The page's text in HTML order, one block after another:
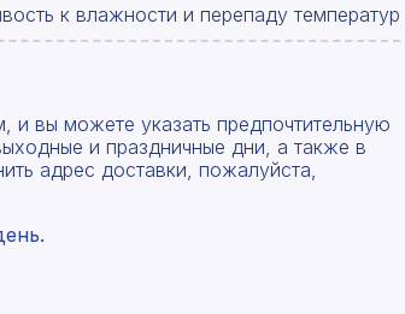
к влажности и перепаду температур
вы можете указать предпочтительную
и праздничные дни, а также в
адрес доставки, пожалуйста,